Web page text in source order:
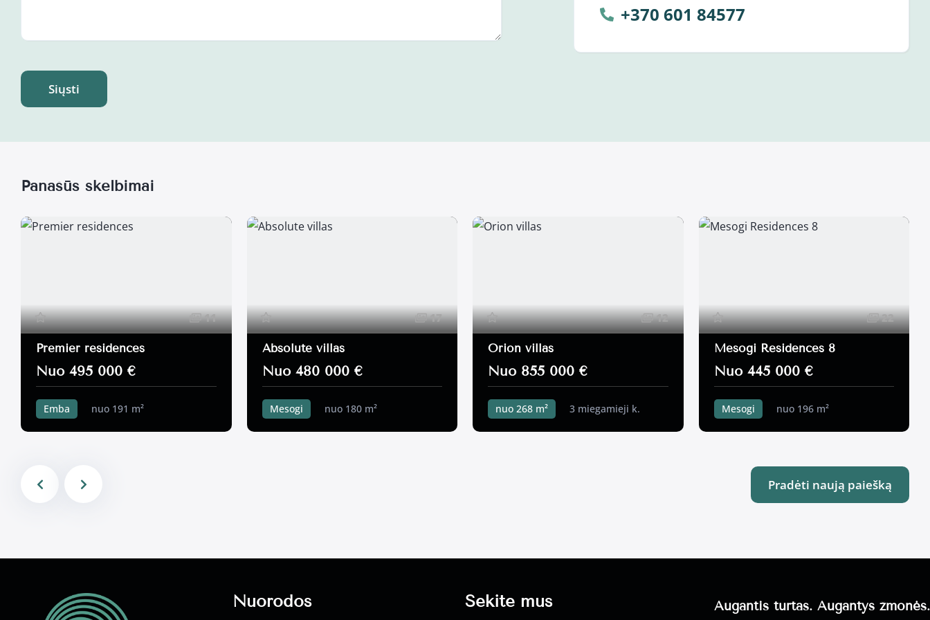
Siųsti
+370 601 84577
Panašūs skelbimai
11
Premier residences
Nuo 495 000 €
Emba
nuo 191 m²
17
Absolute villas
Nuo 480 000 €
Mesogi
nuo 180 m²
12
Orion villas
Nuo 855 000 €
nuo 268 m²
3 miegamieji k.
22
Mesogi Residences 8
Nuo 445 000 €
Mesogi
nuo 196 m²
Pradėti naują paiešką
Nuorodos Sekite mus Augantis turtas. Augantys žmonės.